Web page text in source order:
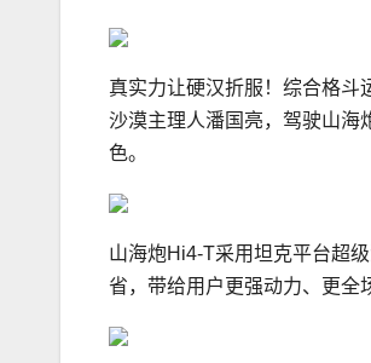
真实力让硬汉折服！综合格斗
沙漠主理人潘国亮，驾驶山海
色。
山海炮Hi4-T采用坦克平台超
省，带给用户更强动力、更全